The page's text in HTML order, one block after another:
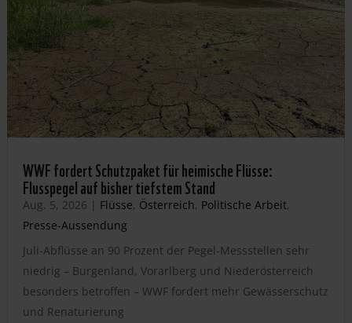
WWF fordert Schutzpaket für heimische Flüsse:
Flusspegel auf bisher tiefstem Stand
Aug. 5, 2026 | Flüsse, Österreich, Politische Arbeit,
Presse-Aussendung
Juli-Abflüsse an 90 Prozent der Pegel-Messstellen sehr
niedrig – Burgenland, Vorarlberg und Niederösterreich
besonders betroffen – WWF fordert mehr Gewässerschutz
und Renaturierung